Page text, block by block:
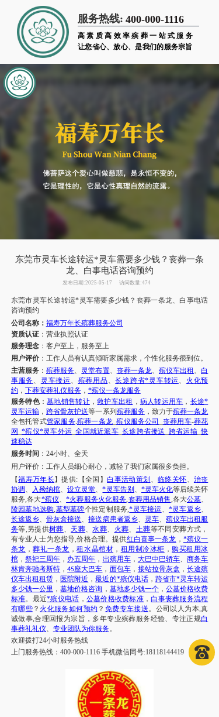
服务热线: 400-000-1116
高素质高效率殡葬一站式服务
让您省心、放心、是我们的服务宗旨
东莞市灵车长途转运*灵车需要多少钱？丧葬一条
龙、白事电话咨询预约
发布日期:2025-05-17 访问数量:474
东莞市灵车长途转运*灵车需要多少钱 ？ 丧葬一条龙、 白事电话
咨询预约
公司名称： 福寿万年长殡葬服务公司
资质认证：营业执照认证
服务理念：客户至上，服务至上
用户评价：工作人员有认真倾听家属需求，个性化服务很到位。
主营服务：殡葬服务、 灵堂布置、 丧葬一条龙、 殡仪车出租 、白
事服务、 灵车接运、 殡葬用品、长途跨省*灵车转运、 火化预
约 ， 下葬安葬礼仪服务， *殡仪一条龙服务
服务特色：墓地销售转让，救护车出租 ， 病人转运用车 ， 长途*
灵车运输，跨省骨灰护送等一系列 殡葬服务，致力于殡葬一条龙
全包托管式管家服务.殡葬一条龙 _殡仪服务公司 丧葬用车-葬花
网 _*殡仪*灵车外运 _全国就近派车_ 长途跨省接送 跨省运输 _快
速稳达
服务时间 ： 24小时、全天
用户评价： 工作人员细心耐心，减轻了我们家属很多负担。
【福寿万年长 】提供:【全国】白事活动策划 、 临终关怀、 治丧
协调 、 入殓纳棺、设立灵堂、*灵车告别 、 *灵车火化等后续关怀
服务,各大*殡仪、*火葬服务火化服务,丧葬用品销售,各大公墓、
陵园墓地选购,墓型墓碑个性定制服务,*灵车接运、 *灵车返乡、
长途返乡、骨灰盒接送、接送病患者返乡、 灵车、殡仪车出租服
务等,另提供树葬、 天葬、水葬、 火葬、 土葬等不同安葬方式，
有专业人士为您指导,价格合理。提供红白喜事一条龙 ， *殡仪一
条龙 ，葬礼一条龙 ，租水晶棺材 ， 租用制冷冰柜 ， 购买租用冰
棺， 祭祀三周年 ， 办五周年 ， 出殡用车， 大巴中巴轿车、商务车
林肯奔驰考斯特 ，45座大巴车 ， 面包车， 接站拉骨灰盒 ，长途殡
仪车出租租赁 ， 医院附近 ，最近的*殡仪电话， 跨省市*灵车转运
多少钱一公里 ，墓地价格咨询 ， 墓地多少钱一个，公墓价格收费
标准。最近*殡仪电话 ， 公墓价格收费标准 ，白事丧葬服务流程
有哪些？ 火化服务如何预约 ？ 免费专车接送。公司以人为本,真
诚做事,合理回报为宗旨，多年专业殡葬服务经验、专注正规白
事葬礼礼仪、 专业团队为你服务。
欢迎拨打24小时服务热线
上门服务热线： 400-000-1116 手机微信同号:18118144419